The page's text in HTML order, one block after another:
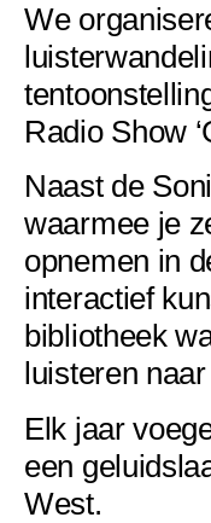
We
Radio Show
Naast de
waarmee je
opnemen in
interactief
bibliotheek
luisteren
Elk jaar
een
West.